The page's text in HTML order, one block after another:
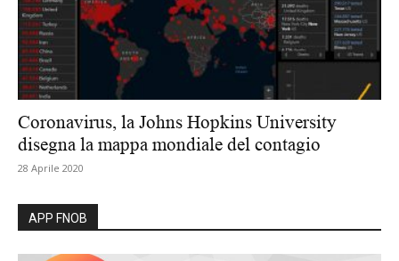
Coronavirus, la Johns Hopkins University
disegna la mappa mondiale del contagio
28 Aprile 2020
APP FNOB